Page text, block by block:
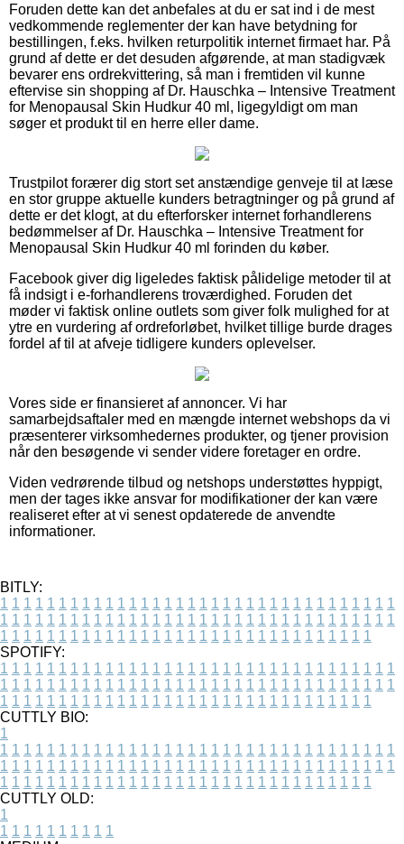
Foruden dette kan det anbefales at du er sat ind i de mest
vedkommende reglementer der kan have betydning for
bestillingen, f.eks. hvilken returpolitik internet firmaet har. På
grund af dette er det desuden afgørende, at man stadigvæk
bevarer ens ordrekvittering, så man i fremtiden vil kunne
eftervise sin shopping af Dr. Hauschka – Intensive Treatment
for Menopausal Skin Hudkur 40 ml, ligegyldigt om man
søger et produkt til en herre eller dame.
Trustpilot forærer dig stort set anstændige genveje til at læse
en stor gruppe aktuelle kunders betragtninger og på grund af
dette er det klogt, at du efterforsker internet forhandlerens
bedømmelser af Dr. Hauschka – Intensive Treatment for
Menopausal Skin Hudkur 40 ml forinden du køber.
Facebook giver dig ligeledes faktisk pålidelige metoder til at
få indsigt i e-forhandlerens troværdighed. Foruden det
møder vi faktisk online outlets som giver folk mulighed for at
ytre en vurdering af ordreforløbet, hvilket tillige burde drages
fordel af til at afveje tidligere kunders oplevelser.
Vores side er finansieret af annoncer. Vi har
samarbejdsaftaler med en mængde internet webshops da vi
præsenterer virksomhedernes produkter, og tjener provision
når den besøgende vi sender videre foretager en ordre.
Viden vedrørende tilbud og netshops understøttes hyppigt,
men der tages ikke ansvar for modifikationer der kan være
realiseret efter at vi senest opdaterede de anvendte
informationer.
BITLY:
1 1 1 1 1 1 1 1 1 1 1 1 1 1 1 1 1 1 1 1 1 1 1 1 1 1 1 1 1 1 1 1 1 1
1 1 1 1 1 1 1 1 1 1 1 1 1 1 1 1 1 1 1 1 1 1 1 1 1 1 1 1 1 1 1 1 1 1
1 1 1 1 1 1 1 1 1 1 1 1 1 1 1 1 1 1 1 1 1 1 1 1 1 1 1 1 1 1 1 1
SPOTIFY:
1 1 1 1 1 1 1 1 1 1 1 1 1 1 1 1 1 1 1 1 1 1 1 1 1 1 1 1 1 1 1 1 1 1
1 1 1 1 1 1 1 1 1 1 1 1 1 1 1 1 1 1 1 1 1 1 1 1 1 1 1 1 1 1 1 1 1 1
1 1 1 1 1 1 1 1 1 1 1 1 1 1 1 1 1 1 1 1 1 1 1 1 1 1 1 1 1 1 1 1
CUTTLY BIO:
1
1 1 1 1 1 1 1 1 1 1 1 1 1 1 1 1 1 1 1 1 1 1 1 1 1 1 1 1 1 1 1 1 1 1
1 1 1 1 1 1 1 1 1 1 1 1 1 1 1 1 1 1 1 1 1 1 1 1 1 1 1 1 1 1 1 1 1 1
1 1 1 1 1 1 1 1 1 1 1 1 1 1 1 1 1 1 1 1 1 1 1 1 1 1 1 1 1 1 1 1
CUTTLY OLD:
1
1 1 1 1 1 1 1 1 1 1